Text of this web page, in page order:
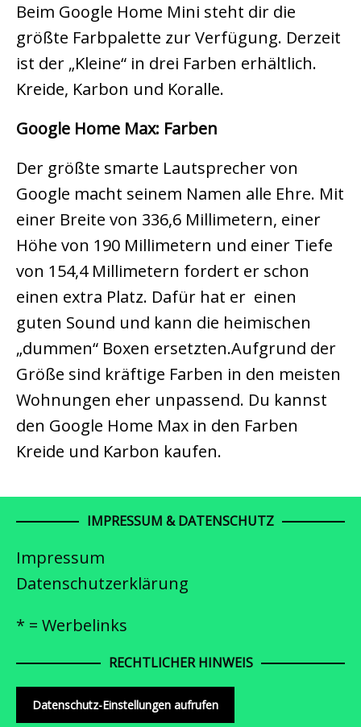
Beim Google Home Mini steht dir die
größte Farbpalette zur Verfügung. Derzeit
ist der „Kleine“ in drei Farben erhältlich.
Kreide, Karbon und Koralle.
Google Home Max: Farben
Der größte smarte Lautsprecher von
Google macht seinem Namen alle Ehre. Mit
einer Breite von 336,6 Millimetern, einer
Höhe von 190 Millimetern und einer Tiefe
von 154,4 Millimetern fordert er schon
einen extra Platz. Dafür hat er einen
guten Sound und kann die heimischen
„dummen“ Boxen ersetzten.Aufgrund der
Größe sind kräftige Farben in den meisten
Wohnungen eher unpassend. Du kannst
den Google Home Max in den Farben
Kreide und Karbon kaufen.
IMPRESSUM & DATENSCHUTZ
Impressum
Datenschutzerklärung
* = Werbelinks
RECHTLICHER HINWEIS
Datenschutz-Einstellungen aufrufen